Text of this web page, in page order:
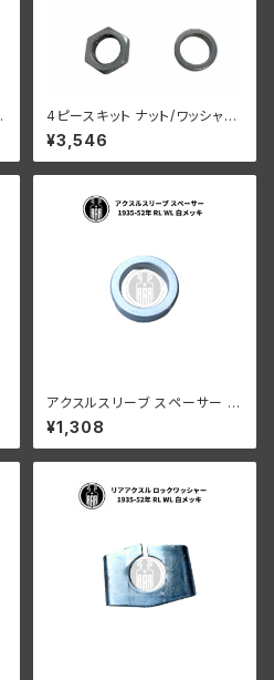
4ピースキット ナット/ワッシャ
ー/リアアクスル/スリーブ 1935
-52年 RL WL クローム
¥3,546
アクスルスリーブ スペーサー ハ
ーレーダビッドソン 1935-52年
RL WL 白メッキ
¥1,308